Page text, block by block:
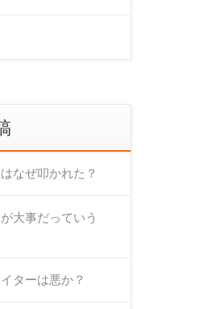
なぜ叩かれた？
大事だっていう
ターは悪か？